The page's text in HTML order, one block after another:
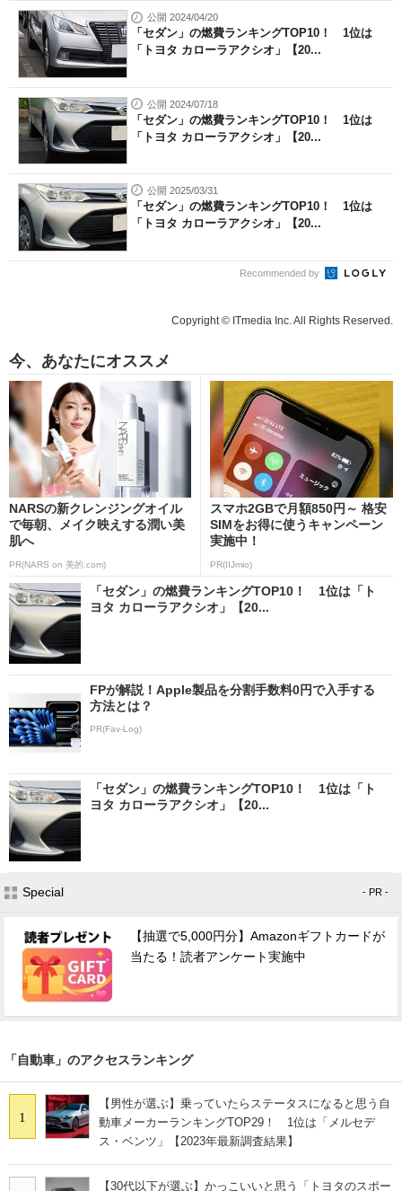
公開 2024/04/20
「セダン」の燃費ランキングTOP10！ 1位は
「トヨタ カローラアクシオ」【20...
公開 2024/07/18
「セダン」の燃費ランキングTOP10！ 1位は
「トヨタ カローラアクシオ」【20...
公開 2025/03/31
「セダン」の燃費ランキングTOP10！ 1位は
「トヨタ カローラアクシオ」【20...
Recommended by
Copyright © ITmedia Inc. All Rights Reserved.
今、あなたにオススメ
NARSの新クレンジングオイル
で毎朝、メイク映えする潤い美
肌へ
PR(NARS on 美的.com)
スマホ2GBで月額850円～ 格安
SIMをお得に使うキャンペーン
実施中！
PR(IIJmio)
「セダン」の燃費ランキングTOP10！ 1位は「ト
ヨタ カローラアクシオ」【20...
FPが解説！Apple製品を分割手数料0円で入手する
方法とは？
PR(Fav-Log)
「セダン」の燃費ランキングTOP10！ 1位は「ト
ヨタ カローラアクシオ」【20...
Special - PR -
【抽選で5,000円分】Amazonギフトカードが
当たる！読者アンケート実施中
「自動車」のアクセスランキング
1
【男性が選ぶ】乗っていたらステータスになると思う自
動車メーカーランキングTOP29！ 1位は「メルセデ
ス・ベンツ」【2023年最新調査結果】
【30代以下が選ぶ】かっこいいと思う「トヨタのスポー